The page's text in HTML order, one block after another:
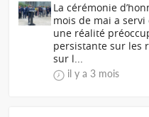
La cérémonie
mois de mai a
une réalité
persistante sur les
sur l...
il y a 3 mois